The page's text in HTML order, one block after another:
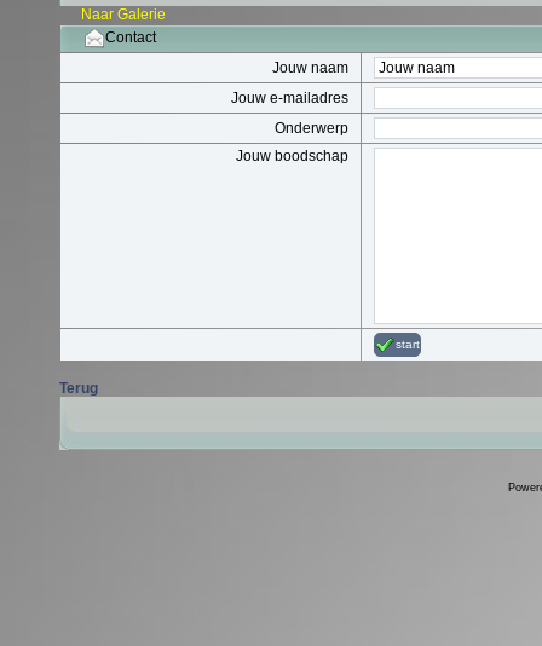
Naar Galerie
Contact
Jouw naam
Jouw e-mailadres
Onderwerp
Jouw boodschap
start
Terug